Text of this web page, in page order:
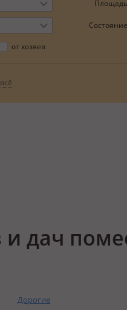
от хозяев
дач
Дорогие